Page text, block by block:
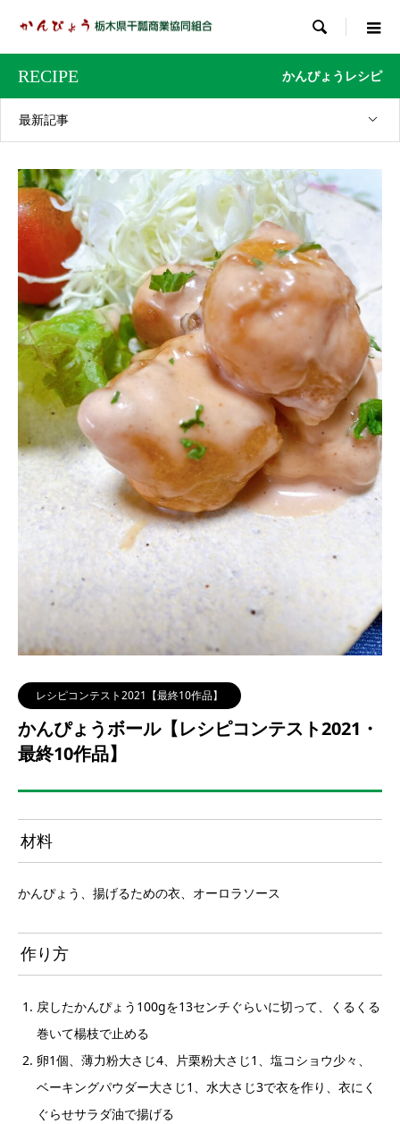

RECIPE かんぴょうレシピ
最新記事
レシピコンテスト2021【最終10作品】
かんぴょうボール【レシピコンテスト2021・
最終10作品】
材料
かんぴょう、揚げるための衣、オーロラソース
作り方
戻したかんぴょう100gを13センチぐらいに切って、くるくる
巻いて楊枝で止める
卵1個、薄力粉大さじ4、片栗粉大さじ1、塩コショウ少々、
ベーキングパウダー大さじ1、水大さじ3で衣を作り、衣にく
ぐらせサラダ油で揚げる